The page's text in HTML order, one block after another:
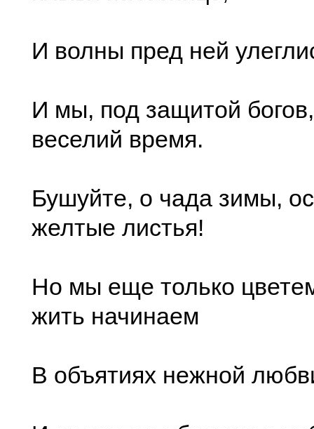
И волны пред ней
И мы, под защитой
веселий время.
Бушуйте, о чада зимы,
желтые листья!
Но мы еще только
жить начинаем
В объятиях нежной